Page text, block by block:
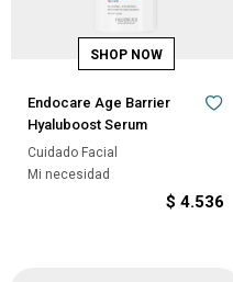
Endocare Age Barrier
Hyaluboost Serum
Cuidado Facial
Mi necesidad
$ 4.536